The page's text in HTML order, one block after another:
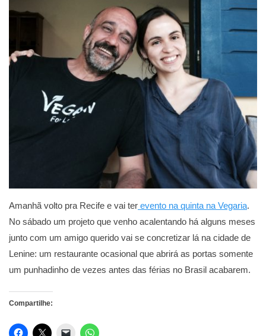
Amanhã volto pra Recife e vai ter evento na quinta na Vegaria.
No sábado um projeto que venho acalentando há alguns meses
junto com um amigo querido vai se concretizar lá na cidade de
Lenine: um restaurante ocasional que abrirá as portas somente
um punhadinho de vezes antes das férias no Brasil acabarem.
Compartilhe: